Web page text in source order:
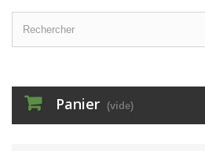
Panier (vide)